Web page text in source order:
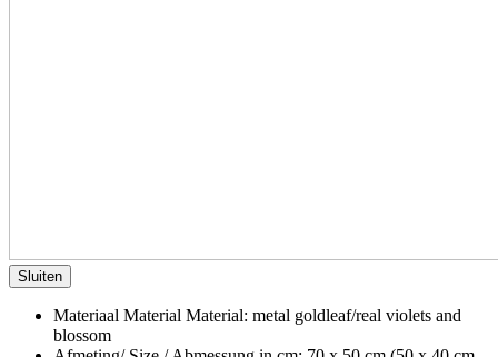
Sluiten
Materiaal Material Material: metal goldleaf/real violets and
blossom